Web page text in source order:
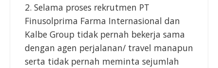
2. Selama proses rekrutmen PT
Finusolprima Farma Internasional dan
Kalbe Group tidak pernah bekerja sama
dengan agen perjalanan/ travel manapun
serta tidak pernah meminta sejumlah